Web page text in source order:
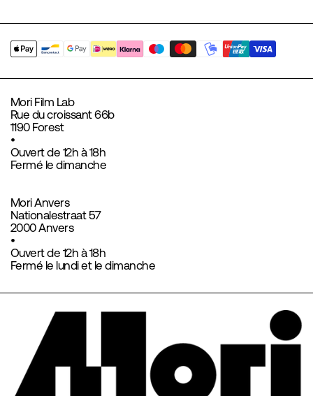
Mori Film Lab
Rue du croissant 66b
1190 Forest
•
Ouvert de 12h à 18h
Fermé le dimanche
Mori Anvers
Nationalestraat 57
2000 Anvers
•
Ouvert de 12h à 18h
Fermé le lundi et le dimanche